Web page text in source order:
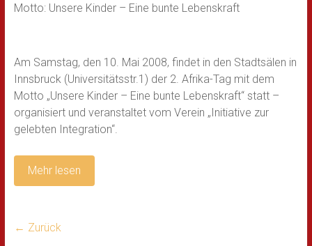
Motto: Unsere Kinder – Eine bunte Lebenskraft
Am Samstag, den 10. Mai 2008, findet in den Stadtsälen in
Innsbruck (Universitätsstr.1) der 2. Afrika-Tag mit dem
Motto „Unsere Kinder – Eine bunte Lebenskraft“ statt –
organisiert und veranstaltet vom Verein „Initiative zur
gelebten Integration“.
Mehr lesen
← Zurück